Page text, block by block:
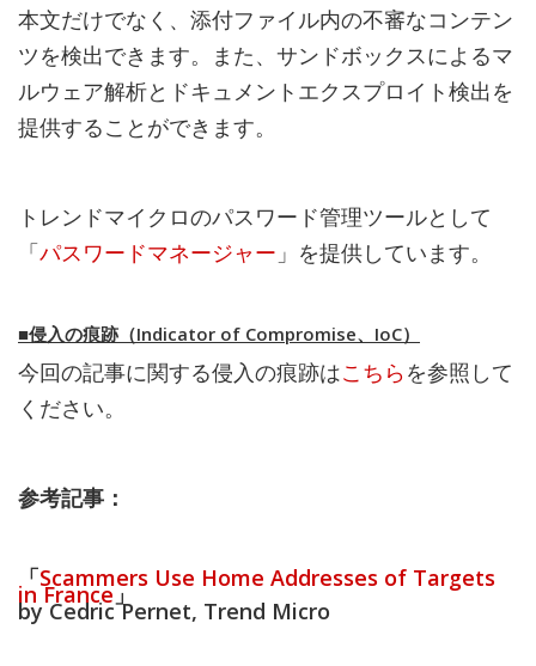
本文だけでなく、添付ファイル内の不審なコンテン
ツを検出できます。また、サンドボックスによるマ
ルウェア解析とドキュメントエクスプロイト検出を
提供することができます。
トレンドマイクロのパスワード管理ツールとして
「パスワードマネージャー 」を提供しています。
■侵入の痕跡（Indicator of Compromise、IoC）
今回の記事に関する侵入の痕跡はこちらを参照して
ください。
参考記事：
「Scammers Use Home Addresses of Targets
in France」
by Cedric Pernet, Trend Micro